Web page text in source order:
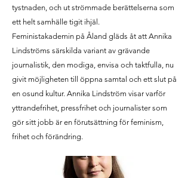
tystnaden, och ut strömmade berättelserna som
ett helt samhälle tigit ihjäl.
Feministakademin på Åland gläds åt att Annika
Lindströms särskilda variant av grävande
journalistik, den modiga, envisa och taktfulla, nu
givit möjligheten till öppna samtal och ett slut på
en osund kultur. Annika Lindström visar varför
yttrandefrihet, pressfrihet och journalister som
gör sitt jobb är en förutsättning för feminism,
frihet och förändring.